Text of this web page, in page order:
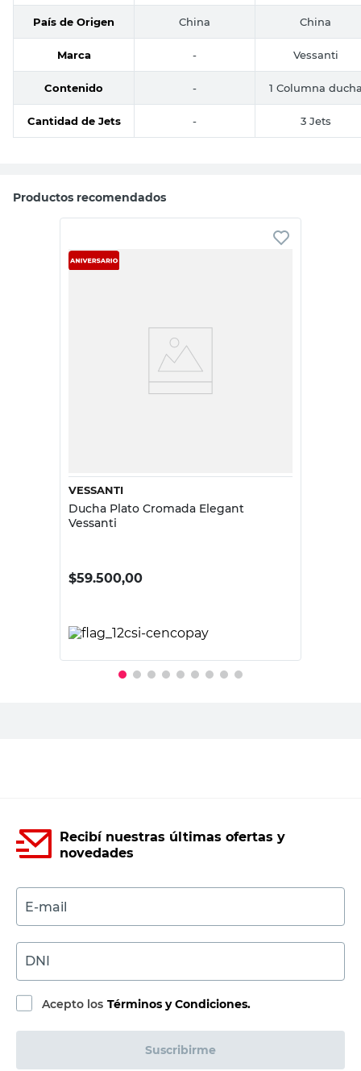
País de Origen China China
Marca - Vessanti
Contenido - 1 Columna
Cantidad de Jets - 3 Jets
Productos recomendados
VESSANTI
Ducha Plato Cromada Elegant
Vessanti
$59.500,00
Recibí nuestras últimas ofertas y
novedades
E-mail
DNI
Acepto los Términos y Condiciones.
Suscribirme